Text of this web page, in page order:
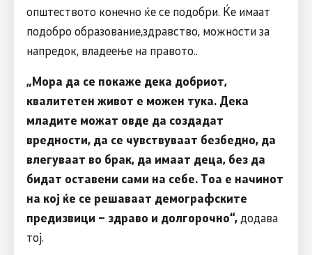
општеството конечно ќе се подобри. Ќе имаат
подобро образование,здравство, можности за
напредок, владеење на правото..
„Мора да се покаже дека добриот,
квалитетен живот е можен тука. Дека
младите можат овде да создадат
вредности, да се чувствуваат безбедно, да
влегуваат во брак, да имаат деца, без да
бидат оставени сами на себе. Тоа е начинот
на кој ќе се решаваат демографските
предизвици – здраво и долгорочно“,додава
тој.